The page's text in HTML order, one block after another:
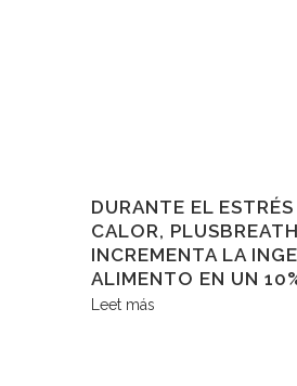
DURANTE EL
CALOR,
INCREMENTA LA
ALIMENTO EN UN
Leet más